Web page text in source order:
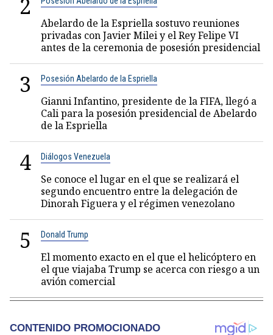
2
Abelardo de la Espriella sostuvo reuniones
privadas con Javier Milei y el Rey Felipe VI
antes de la ceremonia de posesión presidencial
3 Posesión Abelardo de la Espriella
Gianni Infantino, presidente de la FIFA, llegó a
Cali para la posesión presidencial de Abelardo
de la Espriella
4 Diálogos Venezuela
Se conoce el lugar en el que se realizará el
segundo encuentro entre la delegación de
Dinorah Figuera y el régimen venezolano
5 Donald Trump
El momento exacto en el que el helicóptero en
el que viajaba Trump se acerca con riesgo a un
avión comercial